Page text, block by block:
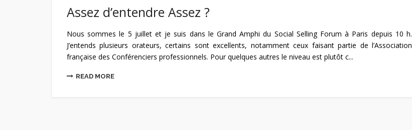
Assez d’entendre Assez ?
Nous sommes le 5 juillet et je suis dans le Grand Amphi du Social Selling Forum à Paris depuis 10 h.
J’entends plusieurs orateurs, certains sont excellents, notamment ceux faisant partie de l’Association
française des Conférenciers professionnels. Pour quelques autres le niveau est plutôt c...
READ MORE